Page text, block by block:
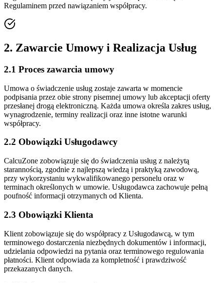
Regulaminem przed nawiązaniem współpracy.
2. Zawarcie Umowy i Realizacja Usług
2.1 Proces zawarcia umowy
Umowa o świadczenie usług zostaje zawarta w momencie
podpisania przez obie strony pisemnej umowy lub akceptacji oferty
przesłanej drogą elektroniczną. Każda umowa określa zakres usług,
wynagrodzenie, terminy realizacji oraz inne istotne warunki
współpracy.
2.2 Obowiązki Usługodawcy
CalcuZone zobowiązuje się do świadczenia usług z należytą
starannością, zgodnie z najlepszą wiedzą i praktyką zawodową,
przy wykorzystaniu wykwalifikowanego personelu oraz w
terminach określonych w umowie. Usługodawca zachowuje pełną
poufność informacji otrzymanych od Klienta.
2.3 Obowiązki Klienta
Klient zobowiązuje się do współpracy z Usługodawcą, w tym
terminowego dostarczenia niezbędnych dokumentów i informacji,
udzielania odpowiedzi na pytania oraz terminowego regulowania
płatności. Klient odpowiada za kompletność i prawdziwość
przekazanych danych.